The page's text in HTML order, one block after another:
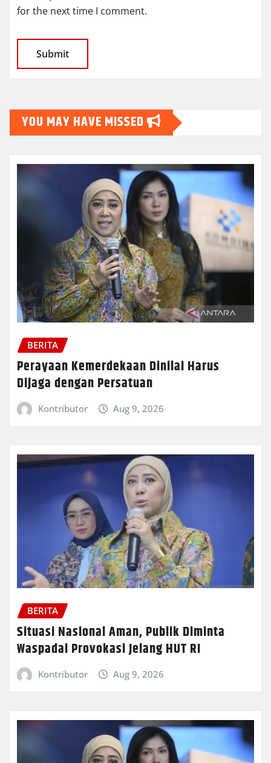
for the next time I comment.
YOU MAY HAVE MISSED
BERITA
Perayaan Kemerdekaan Dinilai Harus
Dijaga dengan Persatuan
Kontributor Aug 9, 2026
BERITA
Situasi Nasional Aman, Publik Diminta
Waspadai Provokasi Jelang HUT RI
Kontributor Aug 9, 2026